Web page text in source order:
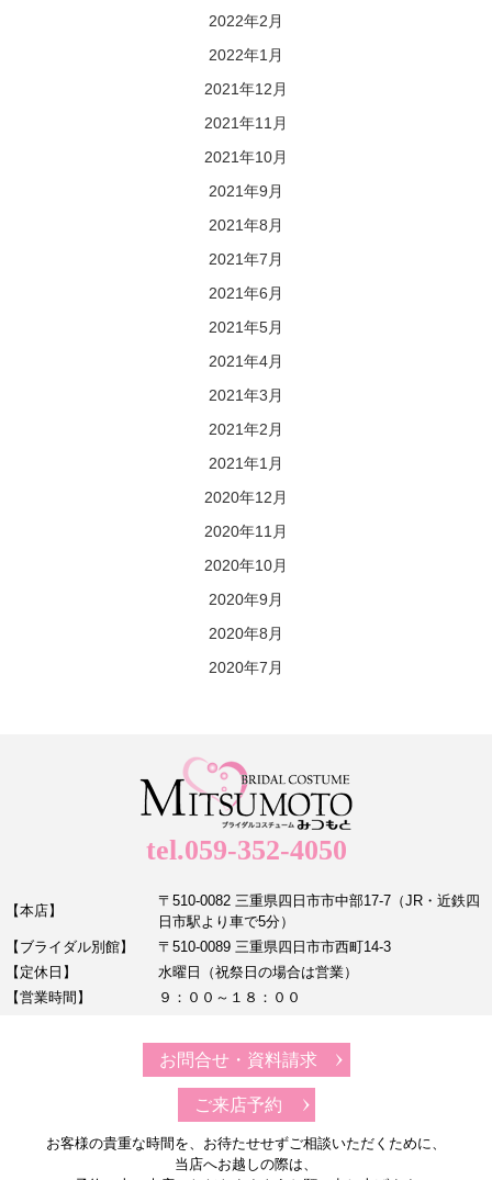
2022年2月
2022年1月
2021年12月
2021年11月
2021年10月
2021年9月
2021年8月
2021年7月
2021年6月
2021年5月
2021年4月
2021年3月
2021年2月
2021年1月
2020年12月
2020年11月
2020年10月
2020年9月
2020年8月
2020年7月
tel.059-352-4050
【本店】
〒510-0082 三重県四日市市中部17-7（JR・近鉄四
日市駅より車で5分）
【ブライダル別館】
〒510-0089 三重県四日市市西町14-3
【定休日】
水曜日（祝祭日の場合は営業）
【営業時間】
９：００～１８：００
お問合せ・資料請求
ご来店予約
お客様の貴重な時間を、お待たせせずご相談いただくために、
当店へお越しの際は、